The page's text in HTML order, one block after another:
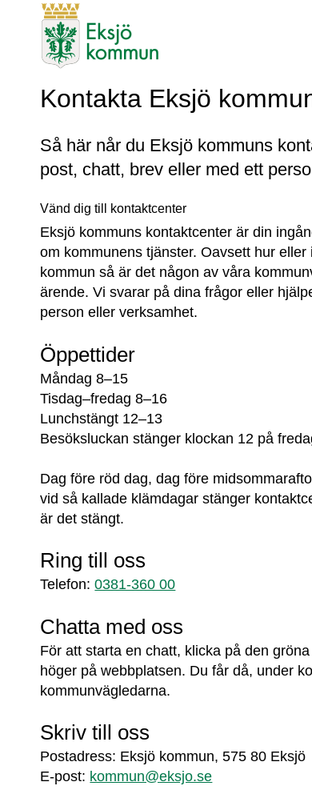
Kontakta Eksjö
Så här når du Eksjö kommuns
post, chatt, brev eller med ett
Vänd dig till kontaktcenter
Eksjö kommuns kontaktcenter är din
om kommunens tjänster. Oavsett hur
kommun så är det någon av våra
ärende. Vi svarar på dina frågor eller
person eller verksamhet.
Öppettider
Måndag 8–15
Tisdag–fredag 8–16
Lunchstängt 12–13
Besöksluckan stänger klockan 12 på
Dag före röd dag, dag före
vid så kallade klämdagar stänger
är det stängt.
Ring till oss
Telefon: 0381-360 00
Chatta med oss
För att starta en chatt, klicka på den
höger på webbplatsen. Du får då, under
kommun­vägledarna.
Skriv till oss
Postadress: Eksjö kommun, 575 80 Eksjö
E-post: kommun@eksjo.se